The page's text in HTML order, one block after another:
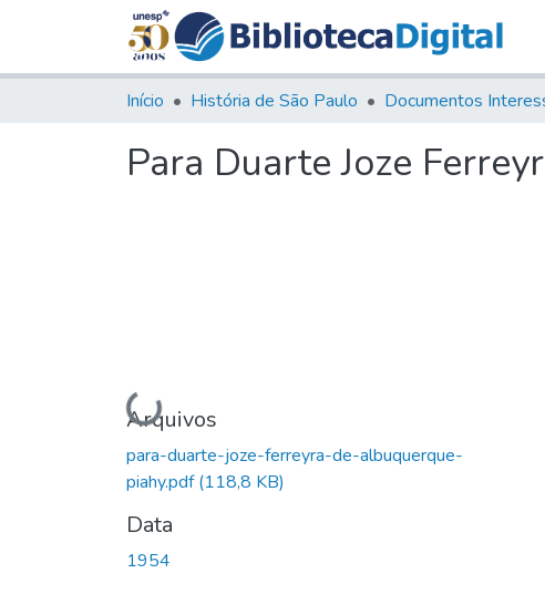
Início História de São Paulo Documentos
Para Duarte Joze
Carregando...
Arquivos
para-duarte-joze-ferreyra-de-albuquerque-
piahy.pdf(118,8 KB)
Data
1954